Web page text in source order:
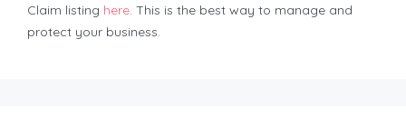
Claim listing here. This is the best way to manage and
protect your business.